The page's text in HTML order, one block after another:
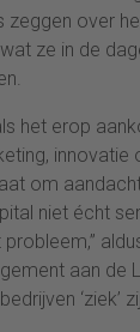
zeggen over
ze in de
het erop
innovatie
om
niet écht
aan de
‘ziek’